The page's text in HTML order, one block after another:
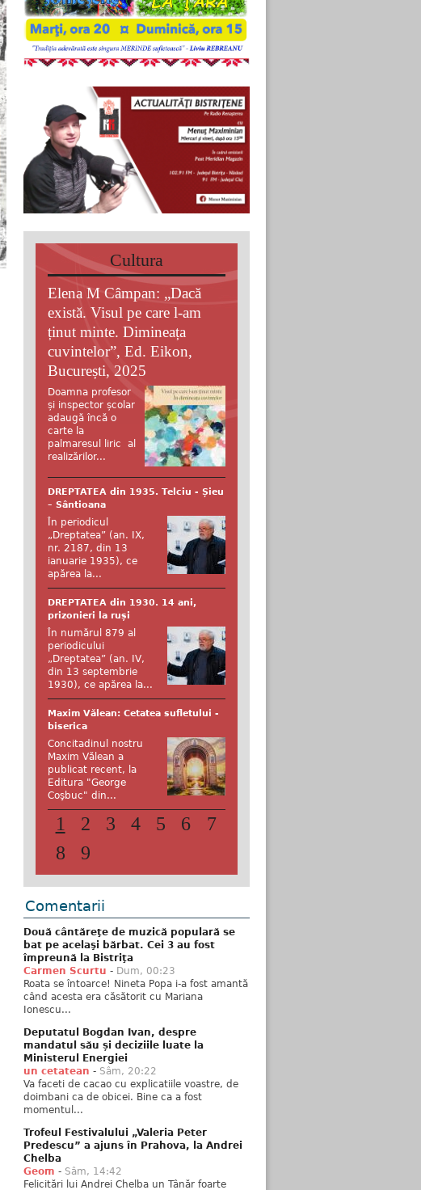
Cultura
Elena M Câmpan: „Dacă
există. Visul pe care l-am
ținut minte. Dimineața
cuvintelor”, Ed. Eikon,
București, 2025
Doamna profesor
și inspector școlar
adaugă încă o
carte la
palmaresul liric al
realizărilor...
DREPTATEA din 1935. Telciu - Șieu
– Sântioana
În periodicul
„Dreptatea” (an. IX,
nr. 2187, din 13
ianuarie 1935), ce
apărea la...
DREPTATEA din 1930. 14 ani,
prizonieri la ruși
În numărul 879 al
periodicului
„Dreptatea” (an. IV,
din 13 septembrie
1930), ce apărea la...
Maxim Vălean: Cetatea sufletului -
biserica
Concitadinul nostru
Maxim Vălean a
publicat recent, la
Editura "George
Coşbuc" din...
1 2 3 4 5 6
7
8
9
Comentarii
Două cântăreţe de muzică populară se
bat pe acelaşi bărbat. Cei 3 au fost
împreună la Bistriţa
Carmen Scurtu - Dum, 00:23
Roata se întoarce! Nineta Popa i-a fost amantă
când acesta era căsătorit cu Mariana
Ionescu...
Deputatul Bogdan Ivan, despre
mandatul său și deciziile luate la
Ministerul Energiei
un cetatean - Sâm, 20:22
Va faceti de cacao cu explicatiile voastre, de
doimbani ca de obicei. Bine ca a fost
momentul...
Trofeul Festivalului „Valeria Peter
Predescu” a ajuns în Prahova, la Andrei
Chelba
Geom - Sâm, 14:42
Felicitări lui Andrei Chelba un Tânăr foarte